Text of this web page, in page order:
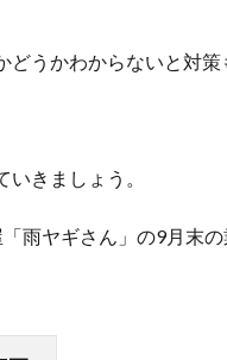
うかわからないと対策
きましょう。
雨ヤギさん」の9月末の